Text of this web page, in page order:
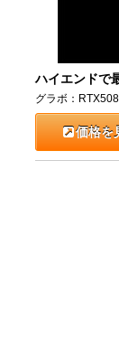
ハイエンドで
グラボ：
価格を